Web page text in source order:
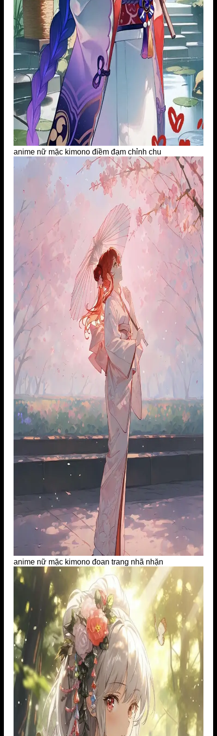
anime nữ mặc kimono điềm đạm chỉnh chu
anime nữ mặc kimono đoan trang nhã nhặn